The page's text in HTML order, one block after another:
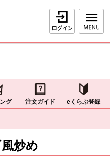
ログイン
グ 注文ガイド eくらぶ登録
炒め